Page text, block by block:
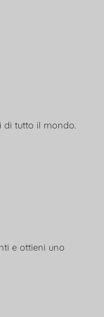
di tutto il mondo.
e ottieni uno